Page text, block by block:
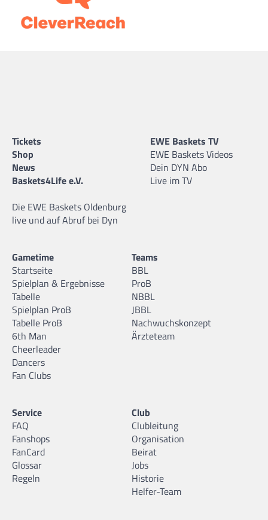
Tickets
Shop
News
Baskets4Life e.V.
Die EWE Baskets Oldenburg
live und auf Abruf bei Dyn
EWE Baskets TV
EWE Baskets Videos
Dein DYN Abo
Live im TV
Gametime
Startseite
Spielplan & Ergebnisse
Tabelle
Spielplan ProB
Tabelle ProB
6th Man
Cheerleader
Dancers
Fan Clubs
Teams
BBL
ProB
NBBL
JBBL
Nachwuchskonzept
Ärzteteam
Service
FAQ
Fanshops
FanCard
Glossar
Regeln
Club
Clubleitung
Organisation
Beirat
Jobs
Historie
Helfer-Team